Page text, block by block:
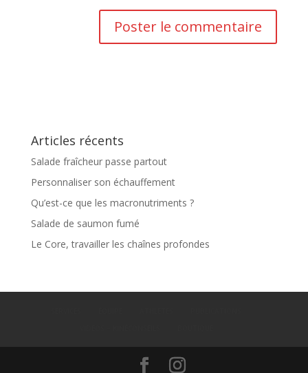
Articles récents
Salade fraîcheur passe partout
Personnaliser son échauffement
Qu’est-ce que les macronutriments ?
Salade de saumon fumé
Le Core, travailler les chaînes profondes